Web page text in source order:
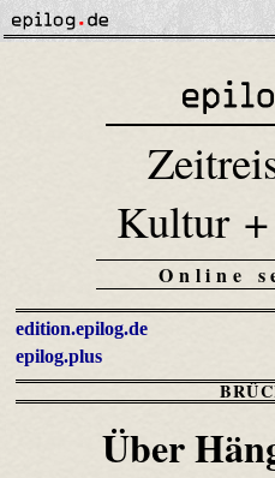
Kultur
Online
edition.epilog.de
epilog.plus
Über